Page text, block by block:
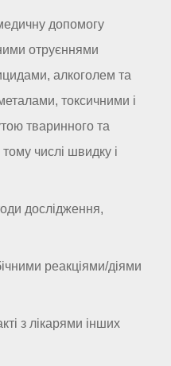
допомогу
отруєннями
алкоголем та
токсичними і
тваринного та
числі швидку і
дослідження,
реакціями/діями
з лікарями інших